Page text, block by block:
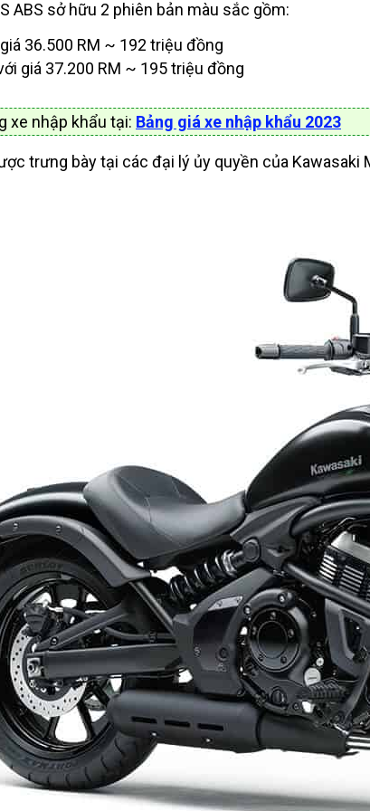
ABS sở hữu 2 phiên bản màu sắc gồm:
36.500 RM ~ 192 triệu đồng
giá 37.200 RM ~ 195 triệu đồng
xe nhập khẩu tại: Bảng giá xe nhập khẩu 2023
trưng bày tại các đại lý ủy quyền của Kawasaki